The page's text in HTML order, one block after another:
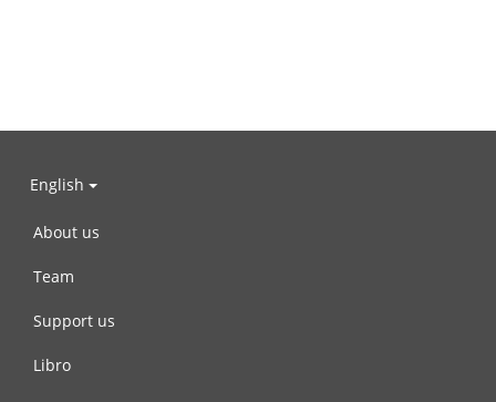
English
About us
Team
Support us
Libro